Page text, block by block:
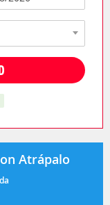
Atrápalo